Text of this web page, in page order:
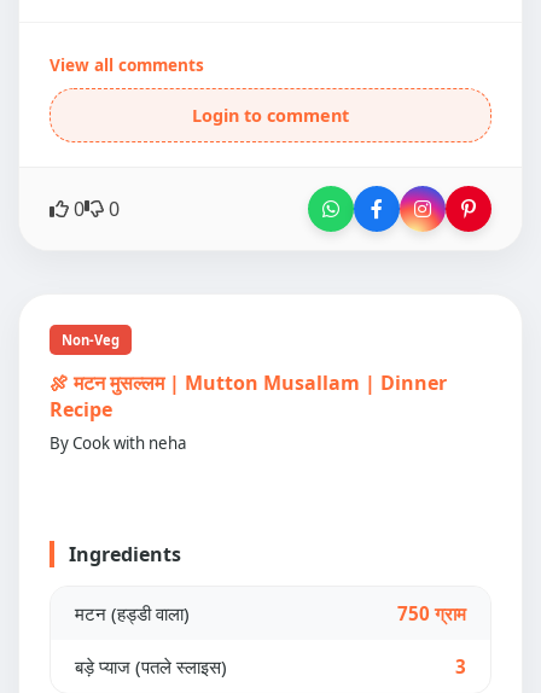
View all comments
Login to comment
0 0
Non-Veg
🍖 मटन मुसल्लम | Mutton Musallam | Dinner
Recipe
By Cook with neha
Ingredients
मटन (हड्डी वाला) 750 ग्राम
बड़े प्याज (पतले स्लाइस) 3